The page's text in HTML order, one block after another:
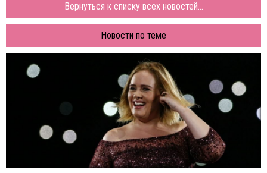
Вернуться к списку всех новостей...
Новости по теме